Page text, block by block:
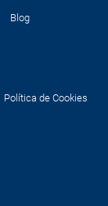
Blog
Política de Cookies